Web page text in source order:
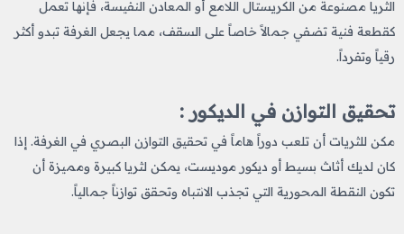
الثريا مصنوعة من الكريستال اللامع أو المعادن النفيسة، فإنها تعمل
كقطعة فنية تضفي جمالاً خاصاً على السقف، مما يجعل الغرفة تبدو أكثر
رقياً وتفرداً.
تحقيق التوازن في الديكور :
مكن للثريات أن تلعب دوراً هاماً في تحقيق التوازن البصري في الغرفة. إذا
كان لديك أثاث بسيط أو ديكور موديست، يمكن لثريا كبيرة ومميزة أن
تكون النقطة المحورية التي تجذب الانتباه وتحقق توازناً جمالياً.